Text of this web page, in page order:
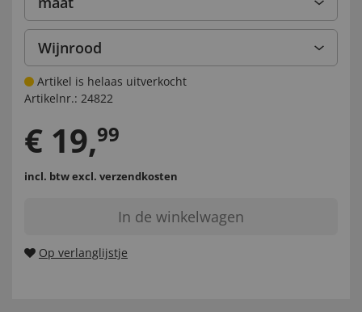
Wijnrood
Artikel is helaas uitverkocht
Artikelnr.: 24822
€ 19,99
incl. btwexcl. verzendkosten
In de winkelwagen
Op verlanglijstje